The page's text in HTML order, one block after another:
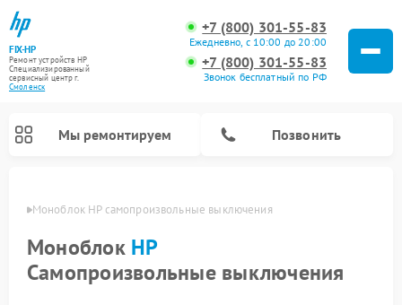
FIX-HP
Ремонт устройств HP
Специализированный
cервисный центр г.
Смоленск
+7 (800) 301-55-83
Ежедневно, с 10:00 до 20:00
+7 (800) 301-55-83
Звонок бесплатный по РФ
Мы ремонтируем Позвонить
Моноблок HP самопроизвольные выключения
Моноблок HP
Самопроизвольные выключения